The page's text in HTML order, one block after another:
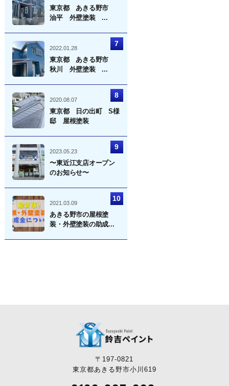
東京都 あきる野市
油平 外壁塗装 ...
2022.01.28
東京都 あきる野市
秋川 外壁塗装 ...
2020.08.07
東京都 日の出町 S様
邸 屋根塗装
2023.05.23
〜東近江支店オープン
のお知らせ〜
2021.03.09
あきる野市の屋根塗
装・外壁塗装の助成...
〒197-0821
東京都あきる野市小川619